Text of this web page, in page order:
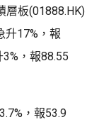
層板(01888.HK)
升17%，報
，報88.55
，報53.9